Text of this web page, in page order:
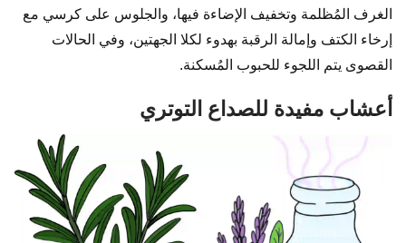
الغرف المُظلمة وتخفيف الإضاءة فيها، والجلوس على كرسي مع
إرخاء الكتف وإمالة الرقبة بهدوء لكلا الجهتين، وفي الحالات
القصوى يتم اللجوء للحبوب المُسكنة.
أعشاب مفيدة للصداع التوتري